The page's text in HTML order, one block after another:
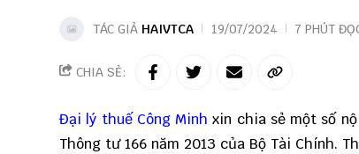
TÁC GIẢ HAIVTCA 19/07/2024 7 PHÚT
CHIA SẺ:
Đại lý thuế Công Minh xin chia sẻ một số
Thông tư 166 năm 2013 của Bộ Tài Chính.